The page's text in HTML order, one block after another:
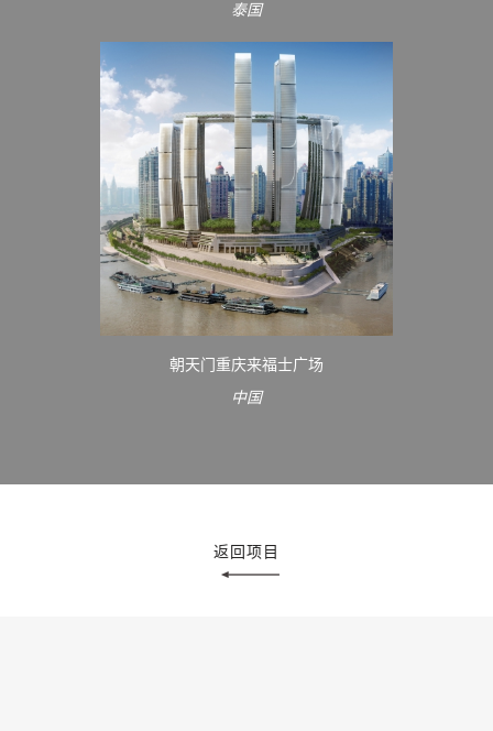
泰国
朝天门重庆来福士广场
中国
返回项目